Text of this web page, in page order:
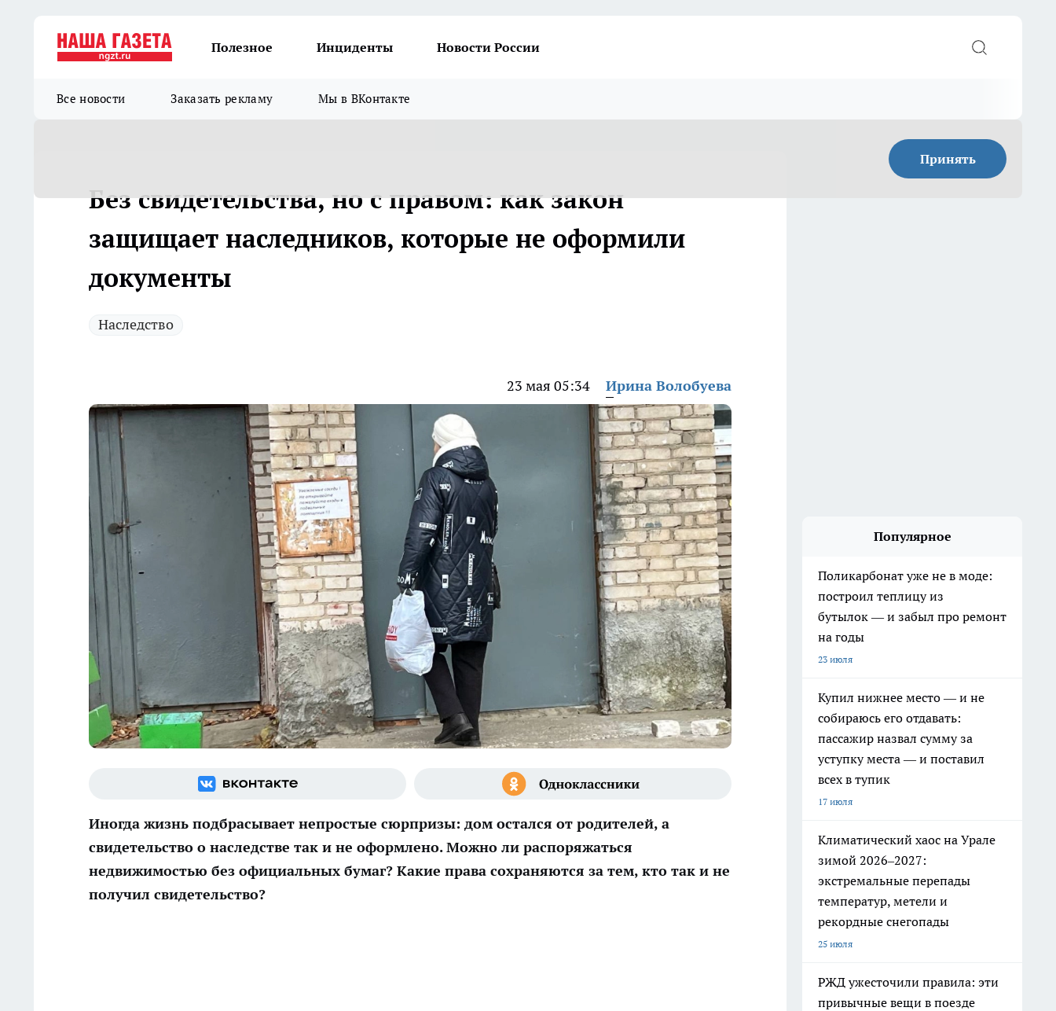
Полезное Инциденты Новости России
Все новости Заказать рекламу Мы в ВКонтакте
Принять
Без свидетельства, но с правом: как закон
защищает наследников, которые не оформили
документы
Наследство
23 мая 05:34 Ирина Волобуева
Иногда жизнь подбрасывает непростые сюрпризы: дом остался от родителей, а
свидетельство о наследстве так и не оформлено. Можно ли распоряжаться
недвижимостью без официальных бумаг? Какие права сохраняются за тем, кто так и не
получил свидетельство?
Популярное
Поликарбонат уже не в моде:
построил теплицу из
бутылок — и забыл про ремонт
на годы
23 июля
Купил нижнее место — и не
собираюсь его отдавать:
пассажир назвал сумму за
уступку места — и поставил
всех в тупик
17 июля
Климатический хаос на Урале
зимой 2026–2027:
экстремальные перепады
температур, метели и
рекордные снегопады
25 июля
РЖД ужесточили правила: эти
привычные вещи в поезде